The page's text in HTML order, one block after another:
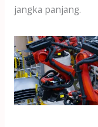
jangka panjang.